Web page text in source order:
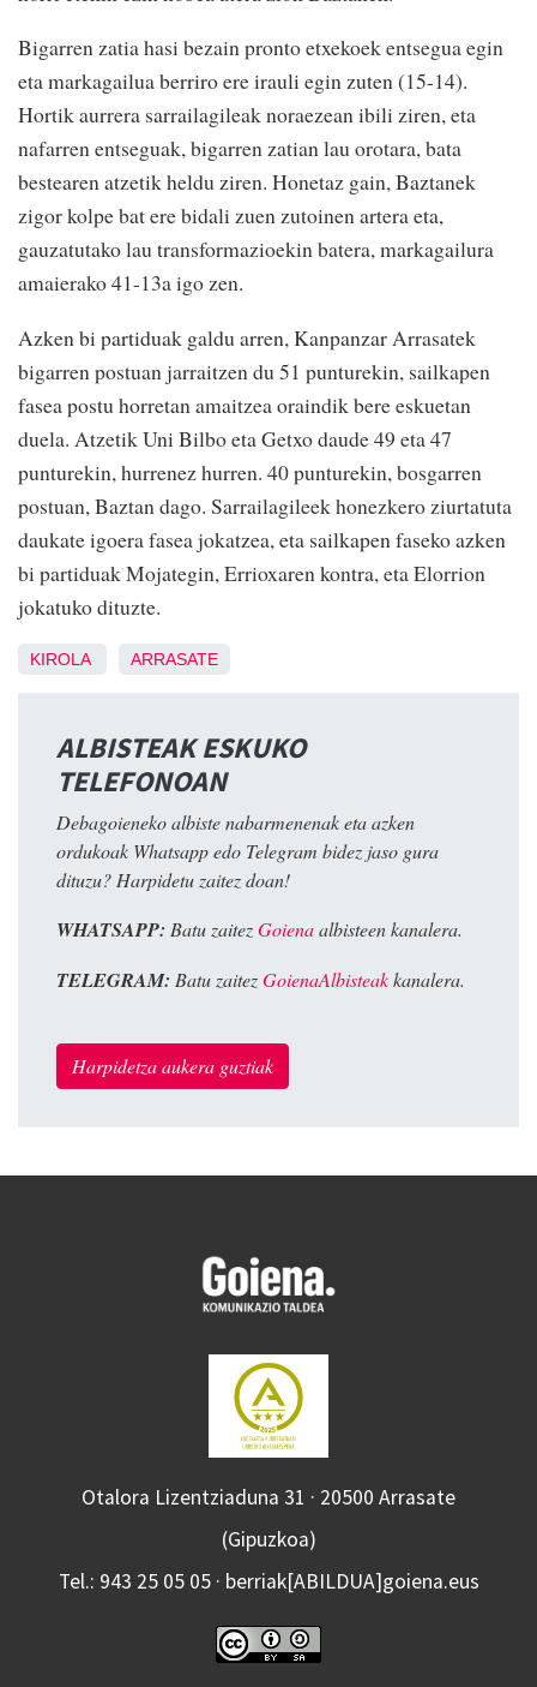
Bigarren zatia hasi bezain pronto etxekoek entsegua egin
eta markagailua berriro ere irauli egin zuten (15-14).
Hortik aurrera sarrailagileak noraezean ibili ziren, eta
nafarren entseguak, bigarren zatian lau orotara, bata
bestearen atzetik heldu ziren. Honetaz gain, Baztanek
zigor kolpe bat ere bidali zuen zutoinen artera eta,
gauzatutako lau transformazioekin batera, markagailura
amaierako 41-13a igo zen.
Azken bi partiduak galdu arren, Kanpanzar Arrasatek
bigarren postuan jarraitzen du 51 punturekin, sailkapen
fasea postu horretan amaitzea oraindik bere eskuetan
duela. Atzetik Uni Bilbo eta Getxo daude 49 eta 47
punturekin, hurrenez hurren. 40 punturekin, bosgarren
postuan, Baztan dago. Sarrailagileek honezkero ziurtatuta
daukate igoera fasea jokatzea, eta sailkapen faseko azken
bi partiduak Mojategin, Errioxaren kontra, eta Elorrion
jokatuko dituzte.
KIROLA ARRASATE
ALBISTEAK ESKUKO
TELEFONOAN
Debagoieneko albiste nabarmenenak eta azken
ordukoak Whatsapp edo Telegram bidez jaso gura
dituzu? Harpidetu zaitez doan!
WHATSAPP: Batu zaitezGoienaalbisteen kanalera.
TELEGRAM: Batu zaitezGoienaAlbisteakkanalera.
Harpidetza aukera guztiak
Otalora Lizentziaduna 31 · 20500 Arrasate
(Gipuzkoa)
Tel.: 943 25 05 05 · berriak[ABILDUA]goiena.eus